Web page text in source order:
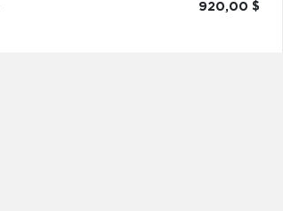
920,00 $